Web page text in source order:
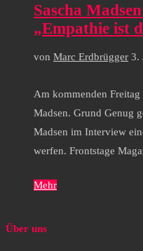
Sascha
„Empathie ist
von Marc Erdbrügger 3.
Am kommenden
Madsen. Grund Genug
Madsen im Interview
werfen. Frontstage
Mehr
Über uns